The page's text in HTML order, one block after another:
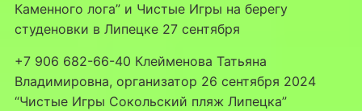
Каменного лога” и Чистые Игры на берегу
студеновки в Липецке 27 сентября
+7 906 682-66-40 Клейменова Татьяна
Владимировна, организатор 26 сентября 2024
“Чистые Игры Сокольский пляж Липецка”